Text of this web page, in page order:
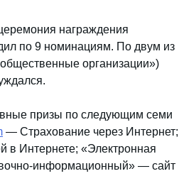
награждения
по 9 номинациям. По двум из
организации»)
призы по следующим семи
— Страхование через Интернет;
Интернете; «Электронная
информационный» — сайт